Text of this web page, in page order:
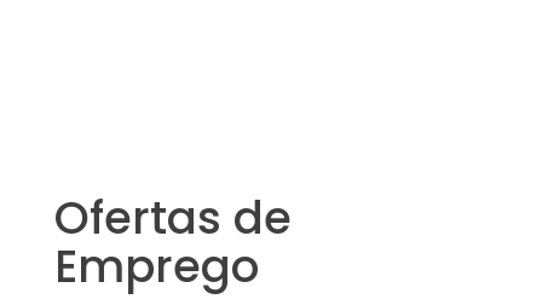
Ofertas de
Emprego